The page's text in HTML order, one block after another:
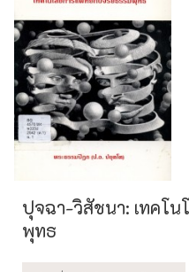
ปุจฉา-วิสัชนา: เทคโ
พุทธ